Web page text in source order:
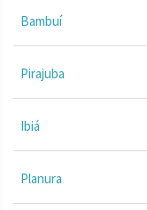
Bambuí
Pirajuba
Ibiá
Planura